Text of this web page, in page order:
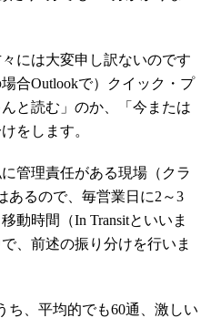
には大変申し訳ないのです
合Outlookで）クイック・プ
と読む」のか、「今または
をします。
管理責任がある現場（クラ
あるので、毎営業日に2 ～3
動時間（In Transitといいま
、前述の振り分けを行いま
ち、平均的でも60通、激しい